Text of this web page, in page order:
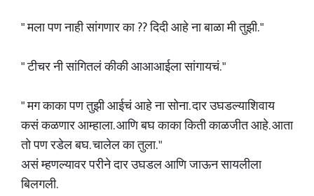
" मला पण नाही सांगणार का ?? दिदी आहे ना बाळा मी तुझी. "
" टीचर नी सांगितलं कीकी आआआईला सांगायचं. "
" मग काका पण तुझी आईचं आहे ना सोना. दार उघडल्याशिवाय
कसं कळणार आम्हाला. आणि बघ काका किती काळजीत आहे. आता
तो पण रडेल बघ. चालेल का तुला. "
असं म्हणल्यावर परीने दार उघडल आणि जाऊन सायलीला
बिलगली.